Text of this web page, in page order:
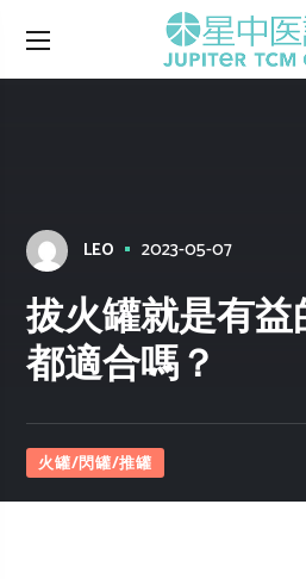
LEO 2023-05-07
拔火罐就是有
都適合嗎？
火罐/閃罐/推罐